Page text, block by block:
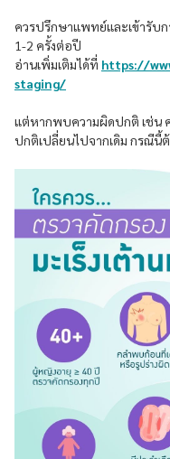
ควรปรึกษาแพทย์และเข้ารับ
1-2 ครั้งต่อปี
อ่านเพิ่มเติมได้ที่ https://
staging/
แต่หากพบความผิดปกติ เช่น
ปกติเปลี่ยนไปจากเดิม กรณี